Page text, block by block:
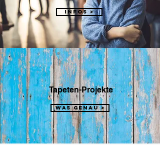
INFOS >
Tapeten-Projekte
WAS GENAU >